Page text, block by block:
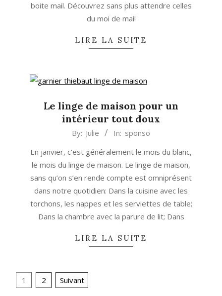
boite mail. Découvrez sans plus attendre celles
du moi de mai!
LIRE LA SUITE
Le linge de maison pour un
intérieur tout doux
07
By: Julie In: sponso
En janvier, c’est généralement le mois du blanc,
le mois du linge de maison. Le linge de maison,
sans qu’on s’en rende compte est omniprésent
dans notre quotidien: Dans la cuisine avec les
torchons, les nappes et les serviettes de table;
Dans la chambre avec la parure de lit; Dans
LIRE LA SUITE
Navigation
1 2 Suivant